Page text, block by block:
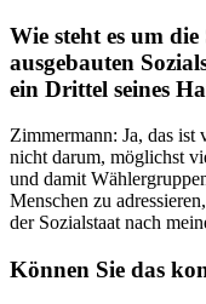
Wie steht es um
ausgebauten
ein Drittel seines
Zimmermann: Ja, das ist
nicht darum, möglichst
und damit
Menschen zu
der Sozialstaat nach
Können Sie das